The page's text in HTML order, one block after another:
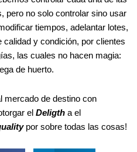
pero no solo controlar sino usar
tiempos, adelantar lotes,
y condición, por clientes
las cuales no hacen magia:
de huerto.
mercado de destino con
el Deligth a el
por sobre todas las cosas!